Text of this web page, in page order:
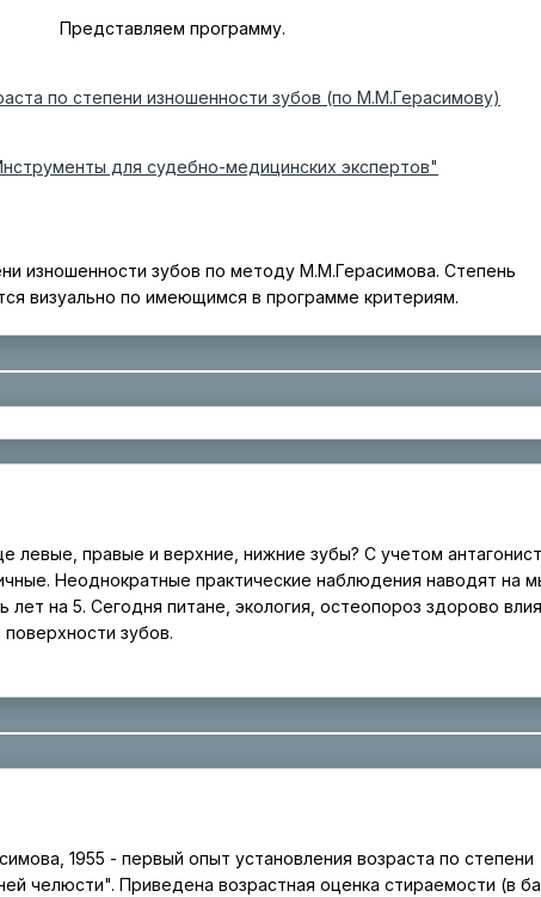
Представляем программу.
по степени изношенности зубов (по М.М.Герасимову)
для судебно-медицинских экспертов"
изношенности зубов по методу М.М.Герасимова. Степень
визуально по имеющимся в программе критериям.
левые, правые и верхние, нижние зубы? С учетом
Неоднократные практические наблюдения наводят на
на 5. Сегодня питане, экология, остеопороз здорово
зубов.
1955 - первый опыт установления возраста по степени
челюсти". Приведена возрастная оценка стираемости (в